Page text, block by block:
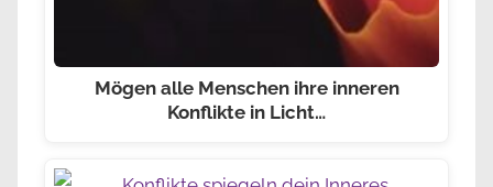
Mögen alle Menschen ihre inneren
Konflikte in Licht…